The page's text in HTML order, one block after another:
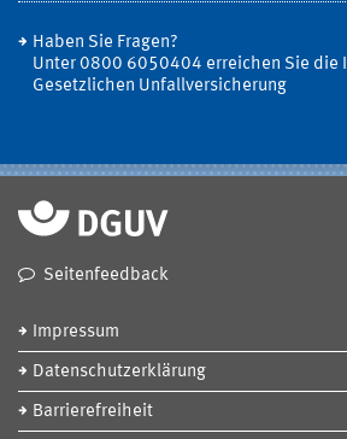
Haben Sie Fragen?
Unter 0800 6050404 erreichen Sie die
Gesetzlichen Unfallversicherung
Seitenfeedback
Impressum
Datenschutzerklärung
Barrierefreiheit